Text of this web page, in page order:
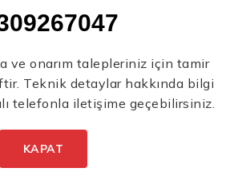
ve onarım talepleriniz için tamir
Teknik detaylar hakkında bilgi
telefonla iletişime geçebilirsiniz.
KAPAT